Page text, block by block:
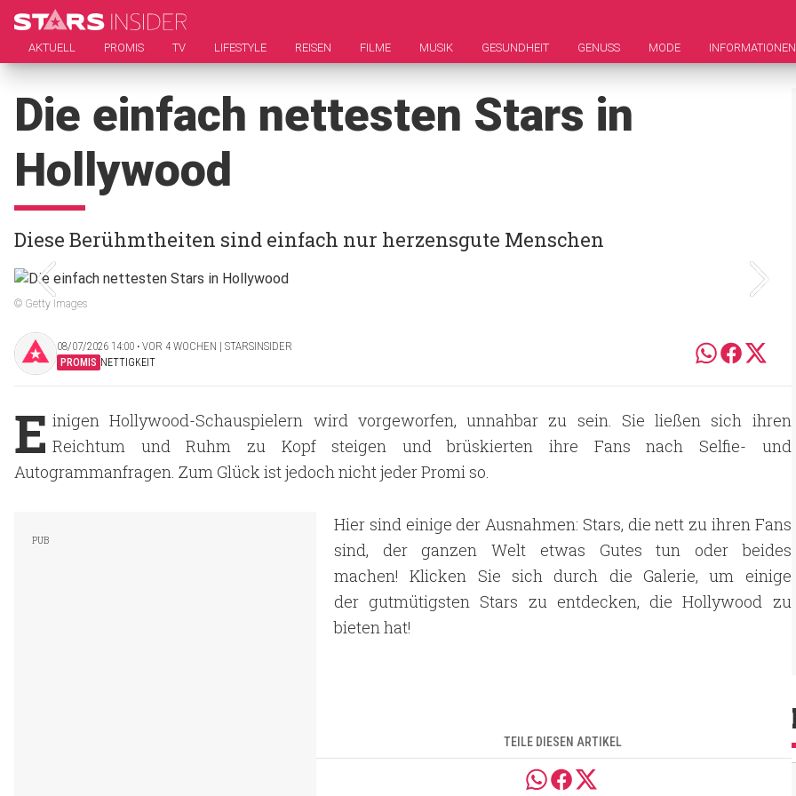
AKTUELL PROMIS TV LIFESTYLE REISEN FILME MUSIK GESUNDHEIT GENUSS MODE INFORMATIONEN
Die einfach nettesten Stars in
Hollywood
Diese Berühmtheiten sind einfach nur herzensgute Menschen
© Getty Images
08/07/2026 14:00 ‧ VOR 4 WOCHEN | STARSINSIDER
PROMIS NETTIGKEIT
E inigen Hollywood-Schauspielern wird vorgeworfen, unnahbar zu sein. Sie ließen sich ihren
Reichtum und Ruhm zu Kopf steigen und brüskierten ihre Fans nach Selfie- und
Autogrammanfragen. Zum Glück ist jedoch nicht jeder Promi so.
Hier sind einige der Ausnahmen: Stars, die nett zu ihren Fans
sind, der ganzen Welt etwas Gutes tun oder beides
machen! Klicken Sie sich durch die Galerie, um einige
der gutmütigsten Stars zu entdecken, die Hollywood zu
bieten hat!
TEILE DIESEN ARTIKEL